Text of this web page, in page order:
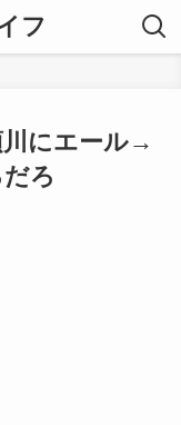
フ
川にエール→
ろ